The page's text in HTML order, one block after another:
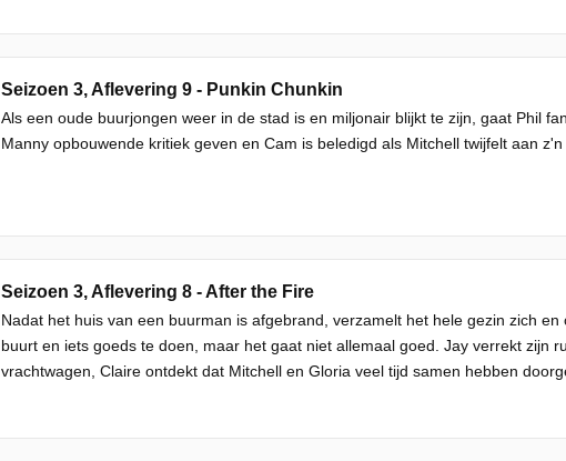
Seizoen 3, Aflevering 9 - Punkin Chunkin
Als een oude buurjongen weer in de stad is en miljonair blijkt te zijn, gaat Phil
Manny opbouwende kritiek geven en Cam is beledigd als Mitchell twijfelt aan
Seizoen 3, Aflevering 8 - After the Fire
Nadat het huis van een buurman is afgebrand, verzamelt het hele gezin zich
buurt en iets goeds te doen, maar het gaat niet allemaal goed. Jay verrekt zijn
vrachtwagen, Claire ontdekt dat Mitchell en Gloria veel tijd samen hebben